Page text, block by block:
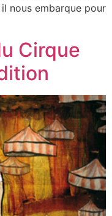
nous embarque pour
Cirque